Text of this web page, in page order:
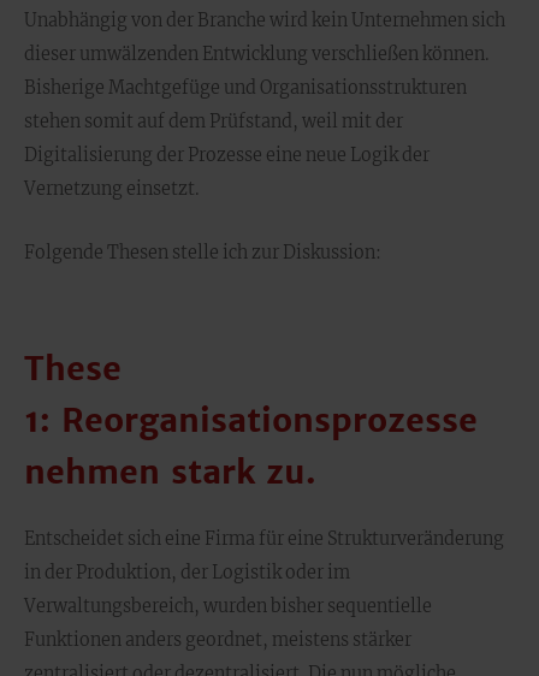
Unabhängig von der Branche wird kein Unternehmen sich
dieser umwälzenden Entwicklung verschließen können.
Bisherige Machtgefüge und Organisationsstrukturen
stehen somit auf dem Prüfstand, weil mit der
Digitalisierung der Prozesse eine neue Logik der
Vernetzung einsetzt.
Folgende Thesen stelle ich zur Diskussion:
These
1: Reorganisationsprozesse
nehmen stark zu.
Entscheidet sich eine Firma für eine Strukturveränderung
in der Produktion, der Logistik oder im
Verwaltungsbereich, wurden bisher sequentielle
Funktionen anders geordnet, meistens stärker